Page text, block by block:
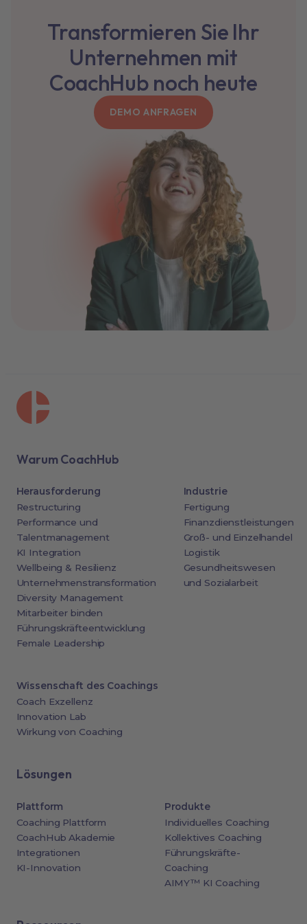
Transformieren Sie Ihr
Unternehmen mit
CoachHub noch heute
DEMO ANFRAGEN
Warum CoachHub
Herausforderung
Restructuring
Performance und
Talentmanagement
KI Integration
Wellbeing & Resilienz
Unternehmenstransformation
Diversity Management
Mitarbeiter binden
Führungskräfteentwicklung
Female Leadership
Industrie
Fertigung
Finanzdienstleistungen
Groß- und Einzelhandel
Logistik
Gesundheitswesen
und Sozialarbeit
Wissenschaft des Coachings
Coach Exzellenz
Innovation Lab
Wirkung von Coaching
Lösungen
Plattform
Coaching Plattform
CoachHub Akademie
Integrationen
KI-Innovation
Produkte
Individuelles Coaching
Kollektives Coaching
Führungskräfte-
Coaching
AIMY™ KI Coaching